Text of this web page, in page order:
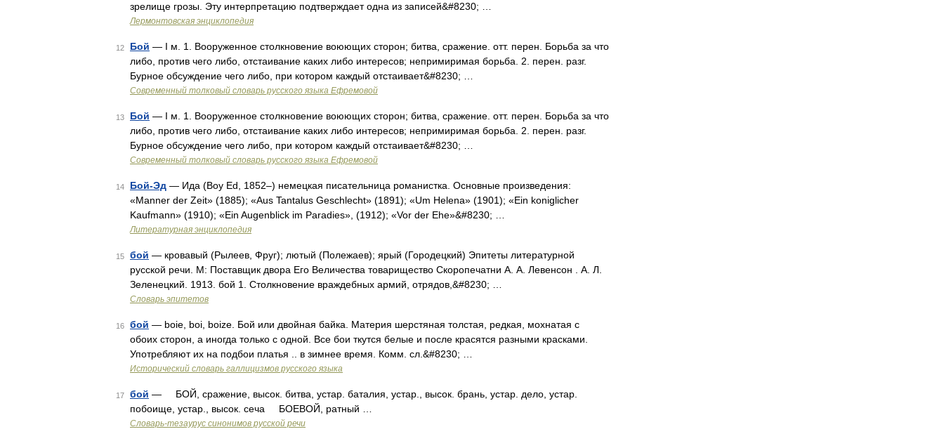
зрелище грозы. Эту интерпретацию подтверждает одна из записей&#8230; …
Лермонтовская энциклопедия
12 Бой — I м. 1. Вооруженное столкновение воюющих сторон; битва, сражение. отт. перен. Борьба за что
либо, против чего либо, отстаивание каких либо интересов; непримиримая борьба. 2. перен. разг.
Бурное обсуждение чего либо, при котором каждый отстаивает&#8230; …
Современный толковый словарь русского языка Ефремовой
13 Бой — I м. 1. Вооруженное столкновение воюющих сторон; битва, сражение. отт. перен. Борьба за что
либо, против чего либо, отстаивание каких либо интересов; непримиримая борьба. 2. перен. разг.
Бурное обсуждение чего либо, при котором каждый отстаивает&#8230; …
Современный толковый словарь русского языка Ефремовой
14 Бой-Эд — Ида (Boy Ed, 1852–) немецкая писательница романистка. Основные произведения:
«Manner der Zeit» (1885); «Aus Tantalus Geschlecht» (1891); «Um Helena» (1901); «Ein koniglicher
Kaufmann» (1910); «Ein Augenblick im Paradies», (1912); «Vor der Ehe»&#8230; …
Литературная энциклопедия
15 бой — кровавый (Рылеев, Фруг); лютый (Полежаев); ярый (Городецкий) Эпитеты литературной
русской речи. М: Поставщик двора Его Величества товарищество Скоропечатни А. А. Левенсон . А. Л.
Зеленецкий. 1913. бой 1. Столкновение враждебных армий, отрядов,&#8230; …
Словарь эпитетов
16 бой — boie, boi, boize. Бой или двойная байка. Материя шерстяная толстая, редкая, мохнатая с
обоих сторон, а иногда только с одной. Все бои ткутся белые и после красятся разными красками.
Употребляют их на подбои платья .. в зимнее время. Комм. сл.&#8230; …
Исторический словарь галлицизмов русского языка
17 бой — БОЙ, сражение, высок. битва, устар. баталия, устар., высок. брань, устар. дело, устар.
побоище, устар., высок. сеча БОЕВОЙ, ратный …
Словарь-тезаурус синонимов русской речи